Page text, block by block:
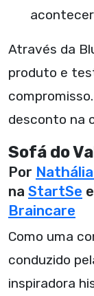
Através da
produto e
desconto na
Sofá do
Por
na StartSe e
Braincare
Como uma
conduzido
inspiradora